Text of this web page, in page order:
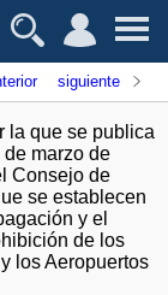
siguiente
la que se publica
marzo de
Consejo de
se establecen
y el
de los
los Aeropuertos